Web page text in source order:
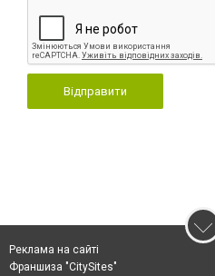
Відправити
Реклама на сайті
Франшиза "CitySites"